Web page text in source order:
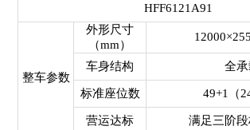
HFF6121A91
整车参数
外形尺寸
（mm）
车身结构 全承
标准座位数 49+1（
营运达标 满足三阶